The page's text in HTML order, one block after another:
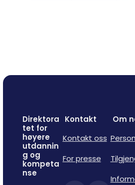
Direktora
tet for
høyere
utdannin
g og
kompeta
nse
Kontakt
Kontakt oss
For presse
Om